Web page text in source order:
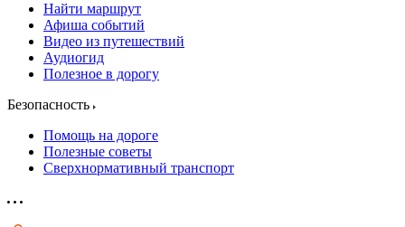
Найти маршрут
Афиша событий
Видео из путешествий
Аудиогид
Полезное в дорогу
Безопасность
Помощь на дороге
Полезные советы
Сверхнормативный транспорт